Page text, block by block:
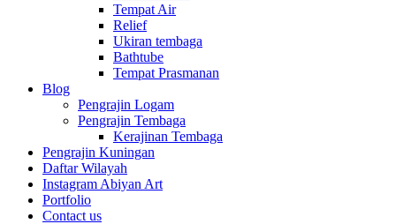
Tempat Air
Relief
Ukiran tembaga
Bathtube
Tempat Prasmanan
Blog
Pengrajin Logam
Pengrajin Tembaga
Kerajinan Tembaga
Pengrajin Kuningan
Daftar Wilayah
Instagram Abiyan Art
Portfolio
Contact us